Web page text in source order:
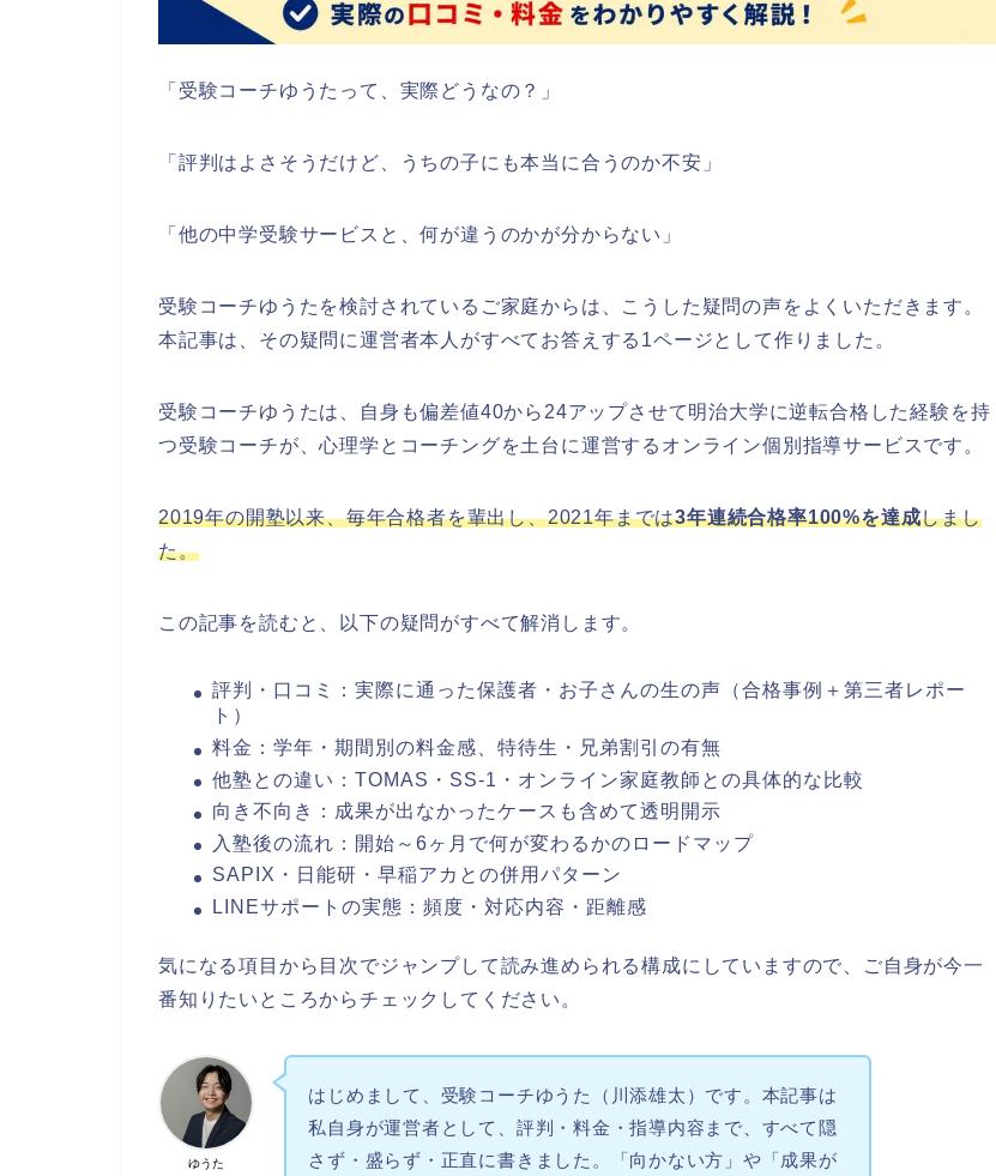
「受験コーチゆうたって、実際どうなの？」
「評判はよさそうだけど、うちの子にも本当に合うのか不安」
「他の中学受験サービスと、何が違うのかが分からない」
受験コーチゆうたを検討されているご家庭からは、こうした疑問の声をよくいただきます。
本記事は、その疑問に運営者本人がすべてお答えする1ページとして作りました。
受験コーチゆうたは、自身も偏差値40から24アップさせて明治大学に逆転合格した経験を持
つ受験コーチが、心理学とコーチングを土台に運営するオンライン個別指導サービスです。
2019年の開塾以来、毎年合格者を輩出し、2021年までは3年連続合格率100%を達成しまし
た。
この記事を読むと、以下の疑問がすべて解消します。
評判・口コミ：実際に通った保護者・お子さんの生の声（合格事例＋第三者レポー
ト）
料金：学年・期間別の料金感、特待生・兄弟割引の有無
他塾との違い：TOMAS・SS-1・オンライン家庭教師との具体的な比較
向き不向き：成果が出なかったケースも含めて透明開示
入塾後の流れ：開始～6ヶ月で何が変わるかのロードマップ
SAPIX・日能研・早稲アカとの併用パターン
LINEサポートの実態：頻度・対応内容・距離感
気になる項目から目次でジャンプして読み進められる構成にしていますので、ご自身が今一
番知りたいところからチェックしてください。
ゆうた
はじめまして、受験コーチゆうた（川添雄太）です。本記事は
私自身が運営者として、評判・料金・指導内容まで、すべて隠
さず・盛らず・正直に書きました。「向かない方」や「成果が